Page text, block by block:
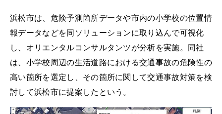
浜松市は、危険予測箇所データや市内の小学校の位置情
報データなどを同ソリューションに取り込んで可視化
し、オリエンタルコンサルタンツが分析を実施。同社
は、小学校周辺の生活道路における交通事故の危険性の
高い箇所を選定し、その箇所に関して交通事故対策を検
討して浜松市に提案したという。